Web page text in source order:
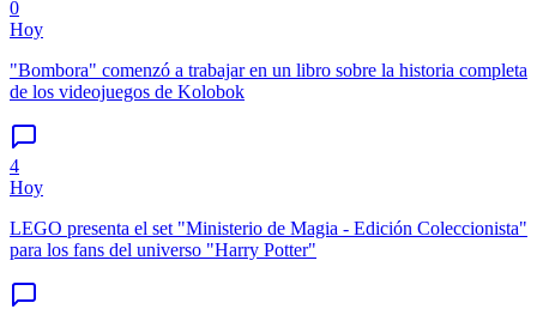
0
Hoy
"Bombora" comenzó a trabajar en un libro sobre la historia completa
de los videojuegos de Kolobok
4
Hoy
LEGO presenta el set "Ministerio de Magia - Edición Coleccionista"
para los fans del universo "Harry Potter"